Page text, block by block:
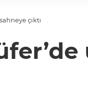
çıktı